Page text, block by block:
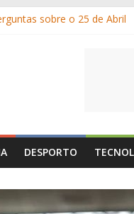
sobre o 25 de Abril
DESPORTO